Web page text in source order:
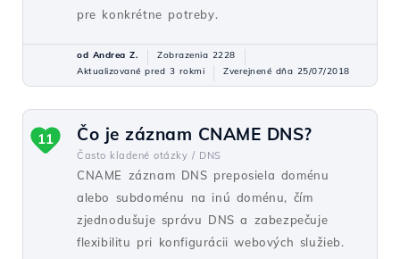
pre konkrétne potreby.
od Andrea Z.
Zobrazenia 2228
Aktualizované pred 3 rokmi
Zverejnené dňa 25/07/2018
Čo je záznam CNAME DNS?
Často kladené otázky / DNS
CNAME záznam DNS preposiela doménu
alebo subdoménu na inú doménu, čím
zjednodušuje správu DNS a zabezpečuje
flexibilitu pri konfigurácii webových služieb.
11